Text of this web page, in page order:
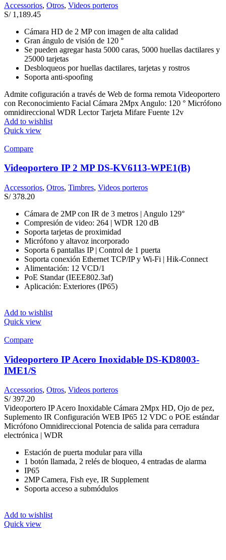
Accessorios, Otros, Videos porteros
S/1,189.45
Cámara HD de 2 MP con imagen de alta calidad
Gran ángulo de visión de 120 °
Se pueden agregar hasta 5000 caras, 5000 huellas dactilares y
25000 tarjetas
Desbloqueos por huellas dactilares, tarjetas y rostros
Soporta anti-spoofing
Admite cofiguración a través de Web de forma remota Videoportero
con Reconocimiento Facial Cámara 2Mpx Angulo: 120 ° Micrófono
omnidireccional WDR Lector Tarjeta Mifare Fuente 12v
Add to wishlist
Quick view
Compare
Videoportero IP 2 MP DS-KV6113-WPE1(B)
Accessorios, Otros, Timbres, Videos porteros
S/378.20
Cámara de 2MP con IR de 3 metros | Angulo 129°
Compresión de video: 264 | WDR 120 dB
Soporta tarjetas de proximidad
Micrófono y altavoz incorporado
Soporta 6 pantallas IP | Control de 1 puerta
Soporta conexión Ethernet TCP/IP y Wi-Fi | Hik-Connect
Alimentación: 12 VCD/1
PoE Standar (IEEE802.3af)
Aplicación: Exteriores (IP65)
Add to wishlist
Quick view
Compare
Videoportero IP Acero Inoxidable DS-KD8003-
IME1/S
Accessorios, Otros, Videos porteros
S/397.20
Videoportero IP Acero Inoxidable Cámara 2Mpx HD, Ojo de pez,
Suplemento IR Configuración WEB IP65 12 VDC o POE estándar
Micrófono Omnidireccional Potencia de salida para cerradura
electrónica | WDR
Estación de puerta modular para villa
1 botón llamada, 2 relés de bloqueo, 4 entradas de alarma
IP65
2MP Camera, Fish eye, IR Supplement
Soporta acceso a submódulos
Add to wishlist
Quick view